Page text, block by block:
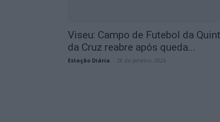
Viseu: Campo de Futebol da
da Cruz reabre após queda...
Estação Diária 28 de Janeiro, 2026